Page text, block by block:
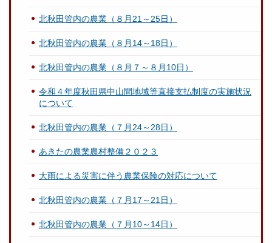
北秋田管内の農業（８月21～25日）
北秋田管内の農業（８月14～18日）
北秋田管内の農業（８月７～８月10日）
令和４年度秋田県中山間地域等直接支払制度の実施状況
について
北秋田管内の農業（７月24～28日）
あきたの農業農村整備２０２３
大雨による災害に伴う農業保険の対応について
北秋田管内の農業（７月17～21日）
北秋田管内の農業（７月10～14日）